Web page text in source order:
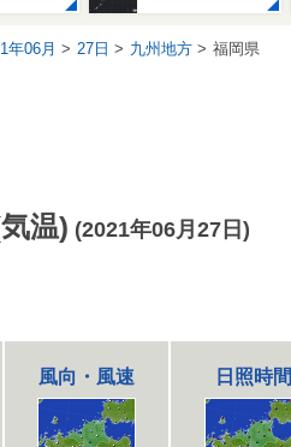
年06月 27日 九州地方 福岡県
温) (2021年06月27日)
風向・風速 日照時間